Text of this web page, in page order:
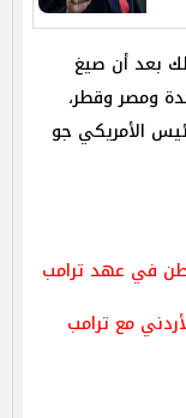
وذلك بعد أن صيغ
ومصر وقطر،
وقدمه الرئيس الأمريكي جو
في عهد ترامب
مع ترامب